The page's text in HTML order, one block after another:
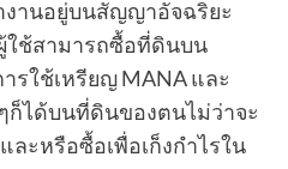
านอยู่บนสัญญาอัจฉริยะ
ใช้สามารถซื้อที่ดินบน
รใช้เหรียญ MANA และ
ก็ได้บนที่ดินของตนไม่ว่าจะ
ละหรือซื้อเพื่อเก็งกำไรใน